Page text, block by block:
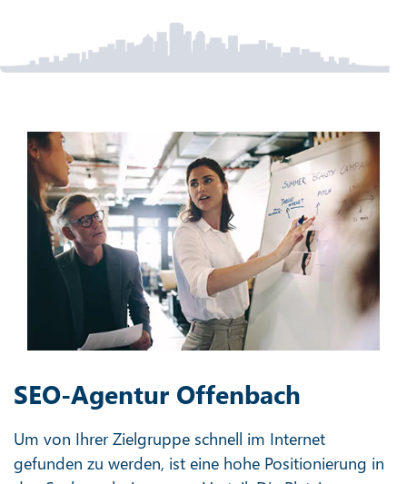
SEO-Agentur Offenbach
Um von Ihrer Zielgruppe schnell im Internet
gefunden zu werden, ist eine hohe Positionierung in